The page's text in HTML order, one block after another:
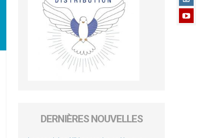
DERNIÈRES NOUVELLES